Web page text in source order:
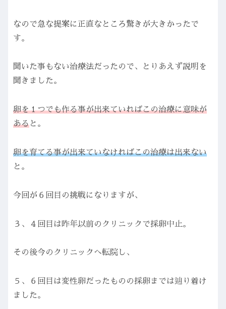
なので急な提案に正直なところ驚きが大きかったで
す。
聞いた事もない治療法だったので、とりあえず説明を
聞きました。
卵を１つでも作る事が出来ていればこの治療に意味が
あると。
卵を育てる事が出来ていなければこの治療は出来ない
と。
今回が６回目の挑戦になりますが、
３、４回目は昨年以前のクリニックで採卵中止。
その後今のクリニックへ転院し、
５、６回目は変性卵だったものの採卵までは辿り着け
ました。